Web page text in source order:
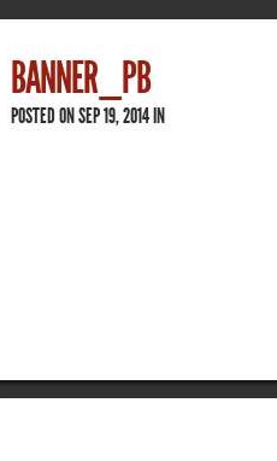
BANNER_PB
POSTED ON SEP 19, 2014 IN